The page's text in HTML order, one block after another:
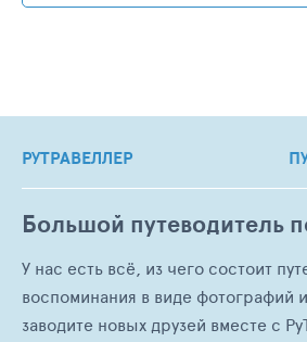
РУТРАВЕЛЛЕР
Большой путеводитель
У нас есть всё, из чего состоит
воспоминания в виде фотографий
заводите новых друзей вместе с